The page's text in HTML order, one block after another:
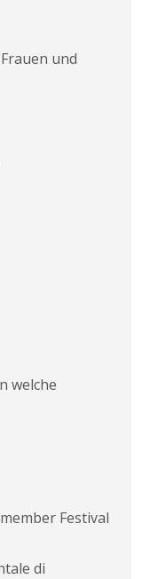
und
welche
Festival
di